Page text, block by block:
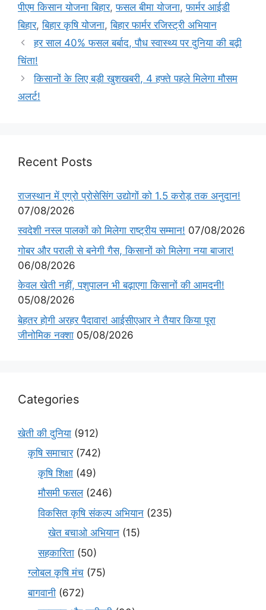
पीएम किसान योजना बिहार,फसल बीमा योजना,फार्मर आईडी
बिहार,बिहार कृषि योजना,बिहार फार्मर रजिस्ट्री अभियान
हर साल 40% फसल बर्बाद, पौध स्वास्थ्य पर दुनिया की बढ़ी
चिंता!
किसानों के लिए बड़ी खुशखबरी, 4 हफ्ते पहले मिलेगा मौसम
अलर्ट!
Recent Posts
राजस्थान में एग्रो प्रोसेसिंग उद्योगों को 1.5 करोड़ तक अनुदान!
07/08/2026
स्वदेशी नस्ल पालकों को मिलेगा राष्ट्रीय सम्मान! 07/08/2026
गोबर और पराली से बनेगी गैस, किसानों को मिलेगा नया बाजार!
06/08/2026
केवल खेती नहीं, पशुपालन भी बढ़ाएगा किसानों की आमदनी!
05/08/2026
बेहतर होगी अरहर पैदावार! आईसीएआर ने तैयार किया पूरा
जीनोमिक नक्शा 05/08/2026
Categories
खेती की दुनिया (912)
कृषि समाचार(742)
कृषि शिक्षा (49)
मौसमी फसल(246)
विकसित कृषि संकल्प अभियान (235)
खेत बचाओ अभियान (15)
सहकारिता (50)
ग्लोबल कृषि मंच (75)
बागवानी (672)